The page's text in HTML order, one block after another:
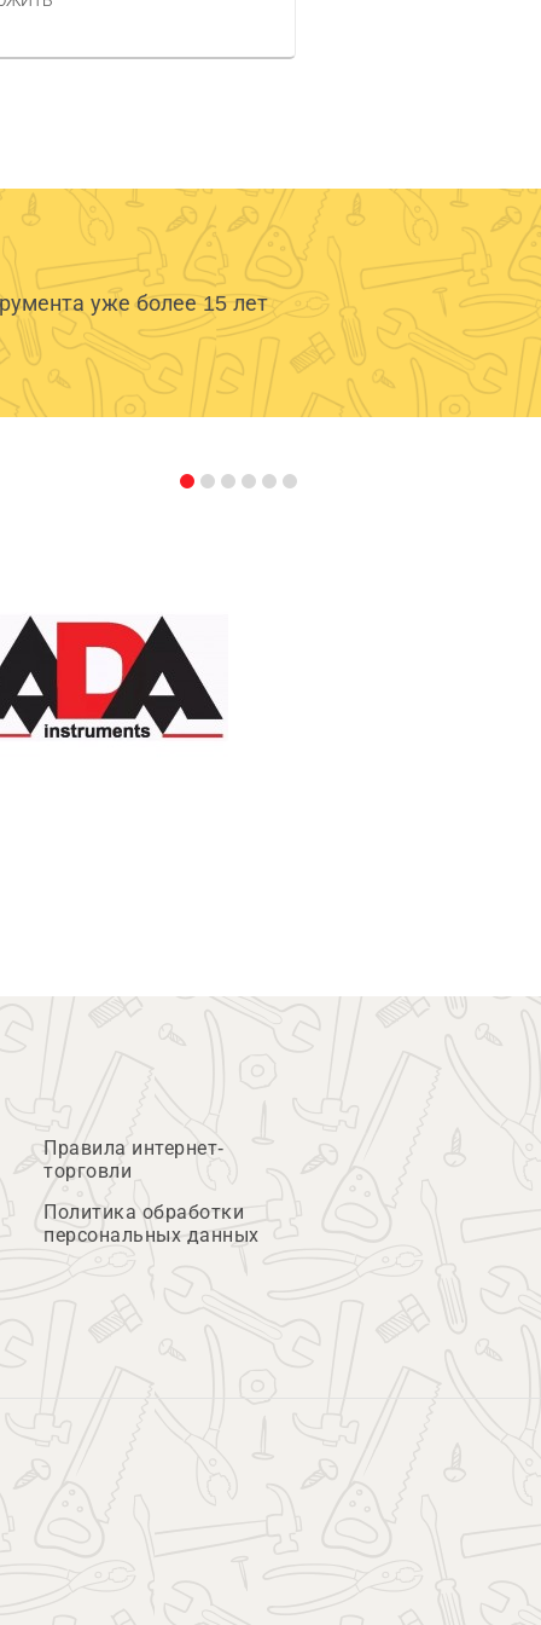
уже более 15 лет
Правила интернет-
торговли
Политика обработки
персональных данных